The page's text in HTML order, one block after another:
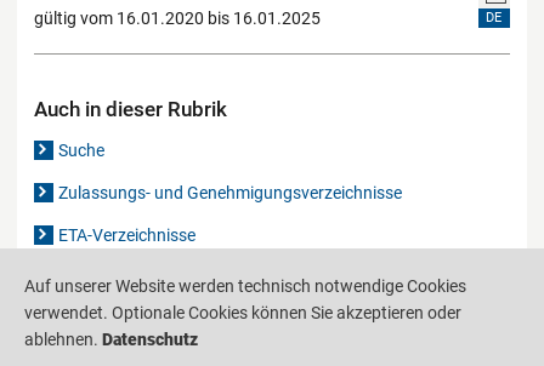
gültig vom 16.01.2020 bis 16.01.2025
DE
Auch in dieser Rubrik
Suche
Zulassungs- und Genehmigungsverzeichnisse
ETA-Verzeichnisse
Gutachten-Verzeichnis
Auf unserer Website werden technisch notwendige Cookies
verwendet. Optionale Cookies können Sie akzeptieren oder
ablehnen. Datenschutz